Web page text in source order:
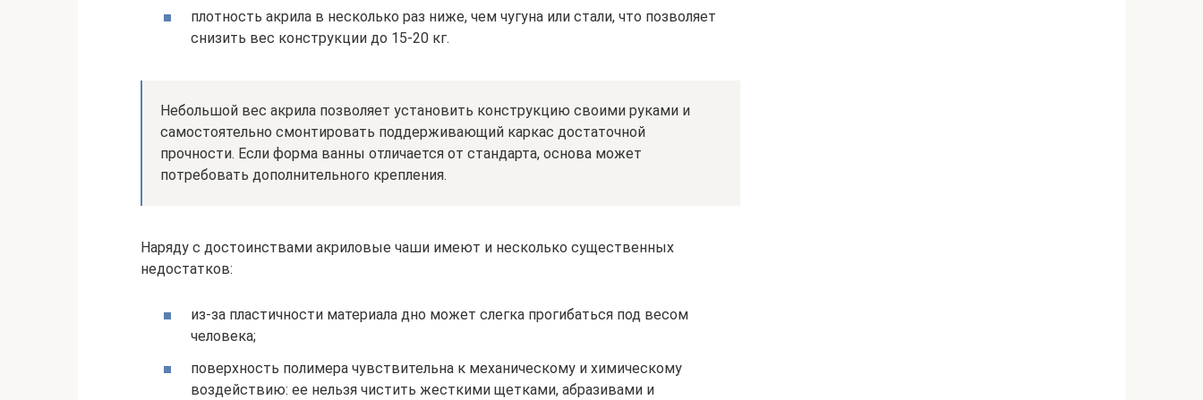
плотность акрила в несколько раз ниже, чем чугуна или стали, что позволяет
снизить вес конструкции до 15-20 кг.
Небольшой вес акрила позволяет установить конструкцию своими руками и
самостоятельно смонтировать поддерживающий каркас достаточной
прочности. Если форма ванны отличается от стандарта, основа может
потребовать дополнительного крепления.
Наряду с достоинствами акриловые чаши имеют и несколько существенных
недостатков:
из-за пластичности материала дно может слегка прогибаться под весом
человека;
поверхность полимера чувствительна к механическому и химическому
воздействию: ее нельзя чистить жесткими щетками, абразивами и